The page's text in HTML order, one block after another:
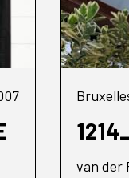
van der